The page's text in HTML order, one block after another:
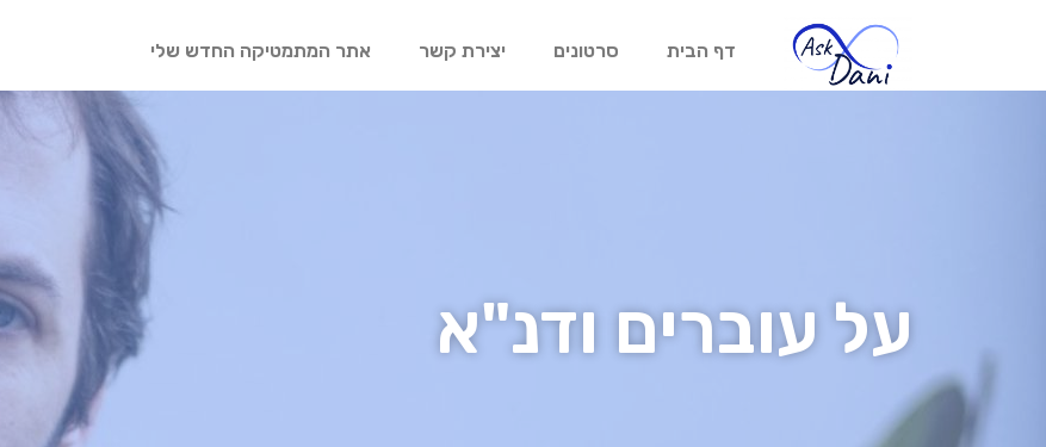
דף הבית סרטונים יצירת קשר אתר המתמטיקה החדש שלי
על עוברים ודנ"א